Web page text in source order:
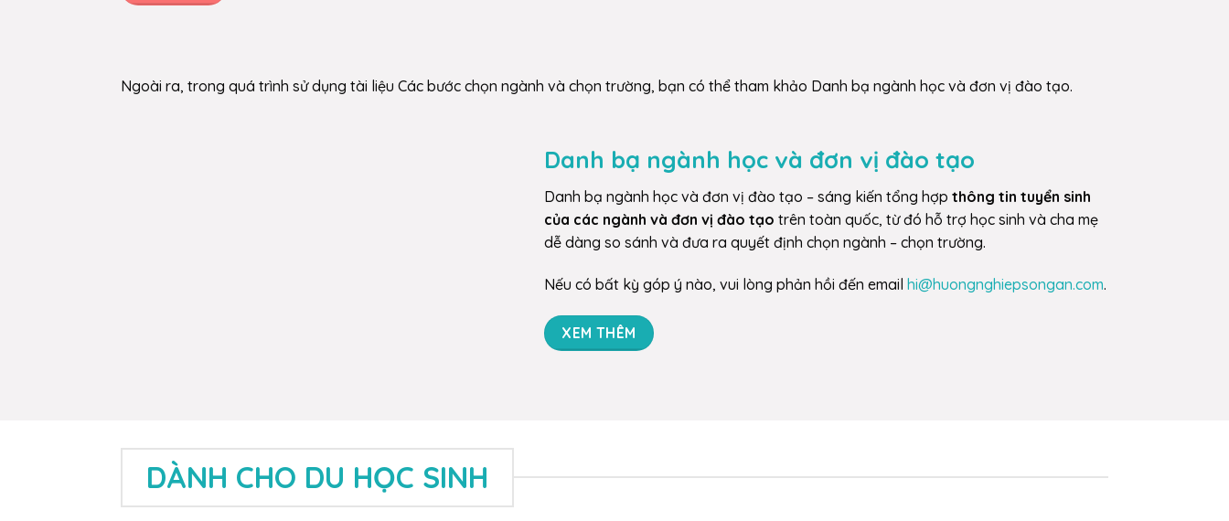
Ngoài ra, trong quá trình sử dụng tài liệu Các bước chọn ngành và chọn trường, bạn có thể tham khảo Danh bạ ngành học và đơn vị đào tạo.
Danh bạ ngành học và đơn vị đào tạo
Danh bạ ngành học và đơn vị đào tạo – sáng kiến tổng hợp thông tin tuyển sinh
của các ngành và đơn vị đào tạo trên toàn quốc, từ đó hỗ trợ học sinh và cha mẹ
dễ dàng so sánh và đưa ra quyết định chọn ngành – chọn trường.
Nếu có bất kỳ góp ý nào, vui lòng phản hồi đến email hi@huongnghiepsongan.com.
XEM THÊM
DÀNH CHO DU HỌC SINH